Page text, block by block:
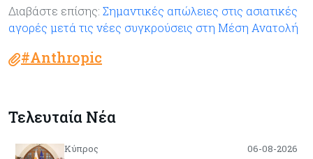
Διαβάστε επίσης: Σημαντικές απώλειες στις ασιατικές
αγορές μετά τις νέες συγκρούσεις στη Μέση Ανατολή
#Anthropic
Τελευταία Νέα
Κύπρος 06-08-2026